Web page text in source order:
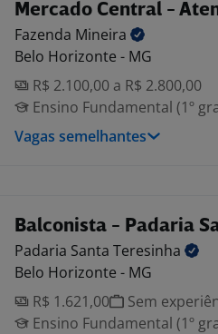
Mercado Central -
Fazenda Mineira
Belo Horizonte - MG
R$ 2.100,00 a R$ 2.800,00
Ensino Fundamental (1º
Vagas semelhantes
Balconista - Padaria
Padaria Santa Teresinha
Belo Horizonte - MG
R$ 1.621,00
Sem
Ensino Fundamental (1º